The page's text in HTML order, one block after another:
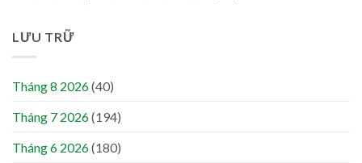
LƯU TRỮ
Tháng 8 2026(40)
Tháng 7 2026(194)
Tháng 6 2026(180)